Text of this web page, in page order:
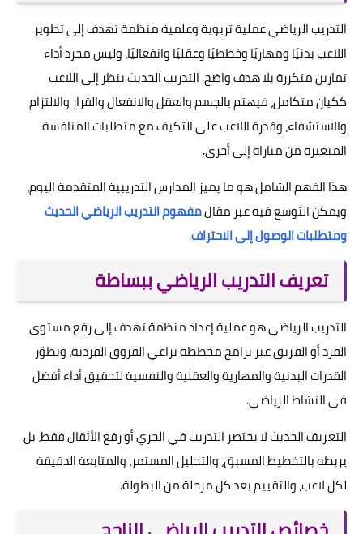
التدريب الرياضي عملية تربوية وعلمية منظمة تهدف إلى تطوير
اللاعب بدنيًا ومهاريًا وخططيًا وعقليًا وانفعاليًا، وليس مجرد أداء
تمارين متكررة بلا هدف واضح. التدريب الحديث ينظر إلى اللاعب
ككيان متكامل، فيهتم بالجسم والعقل والانفعال والقرار والالتزام
والاستشفاء، وقدرة اللاعب على التكيف مع متطلبات المنافسة
المتغيرة من مباراة إلى أخرى.
هذا الفهم الشامل هو ما يميز المدارس التدريبية المتقدمة اليوم،
ويمكن التوسع فيه عبر مقالمفهوم التدريب الرياضي الحديث
ومتطلبات الوصول إلى الاحتراف.
تعريف التدريب الرياضي ببساطة
التدريب الرياضي هو عملية إعداد منظمة تهدف إلى رفع مستوى
الفرد أو الفريق عبر برامج مخططة تراعي الفروق الفردية، وتطوّر
القدرات البدنية والمهارية والعقلية والنفسية لتحقيق أداء أفضل
في النشاط الرياضي.
التعريف الحديث لا يختصر التدريب في الجري أو رفع الأثقال فقط، بل
يربطه بالتخطيط المسبق، والتحليل المستمر، والمتابعة الدقيقة
لكل لاعب، والتقييم بعد كل مرحلة من البطولة.